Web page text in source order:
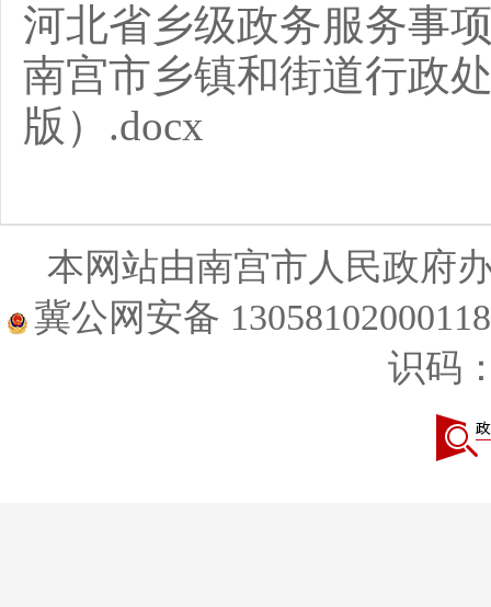
河北省乡级政务服务事
南宫市乡镇和街道行政
版）.docx
本网站由南宫市人民政
冀公网安备
识码